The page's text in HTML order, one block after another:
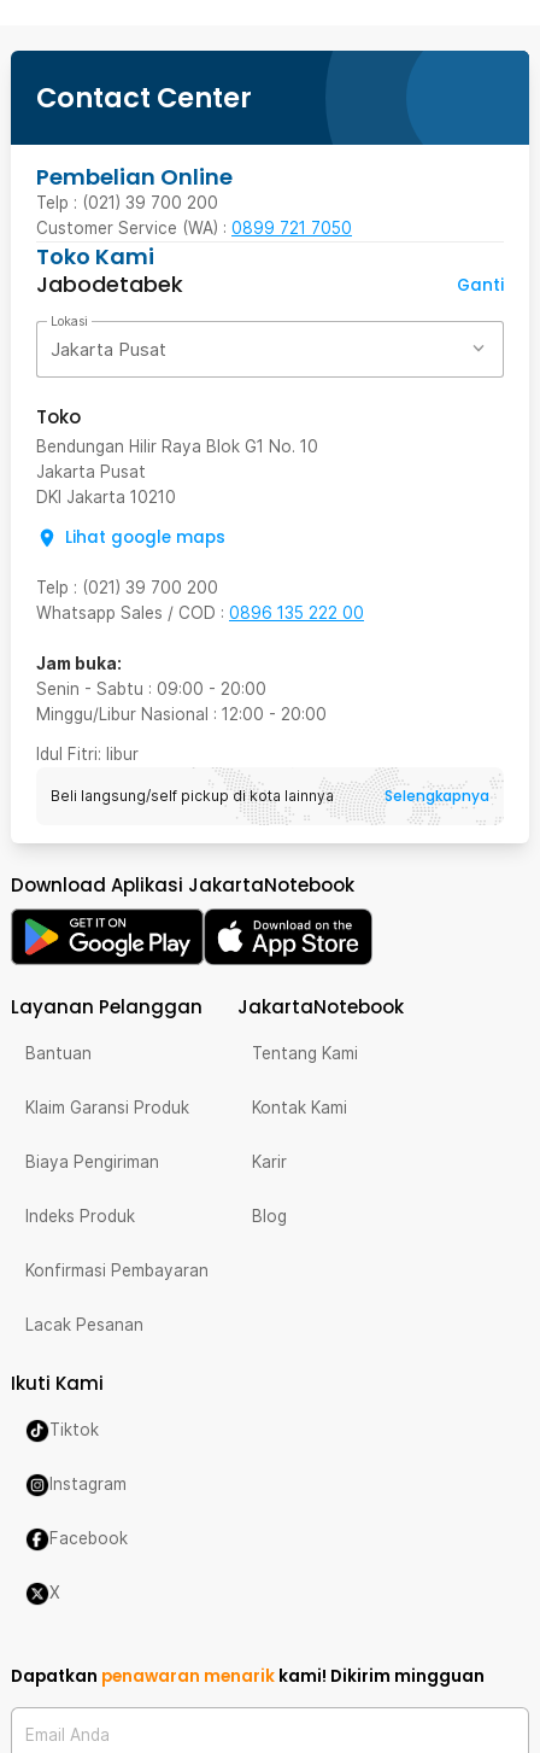
Contact Center
Pembelian Online
Telp : (021) 39 700 200
Customer Service (WA) : 0899 721 7050
Toko Kami
Jabodetabek
Ganti
Lokasi
Jakarta Pusat
Toko
Bendungan Hilir Raya Blok G1 No. 10
Jakarta Pusat
DKI Jakarta 10210
Lihat google maps
Telp : (021) 39 700 200
Whatsapp Sales / COD : 0896 135 222 00
Jam buka:
Senin - Sabtu : 09:00 - 20:00
Minggu/Libur Nasional : 12:00 - 20:00
Idul Fitri: libur
Beli langsung/self pickup di kota lainnya Selengkapnya
Download Aplikasi JakartaNotebook
Layanan Pelanggan
Bantuan
Klaim Garansi Produk
Biaya Pengiriman
Indeks Produk
Konfirmasi Pembayaran
Lacak Pesanan
JakartaNotebook
Tentang Kami
Kontak Kami
Karir
Blog
Ikuti Kami
Tiktok
Instagram
Facebook
X
Dapatkan penawaran menarik kami! Dikirim mingguan
Email Anda